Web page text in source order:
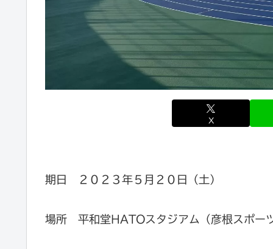
X
期日 ２０２３年５月２０日（土）
場所 平和堂HATOスタジアム（彦根スポー